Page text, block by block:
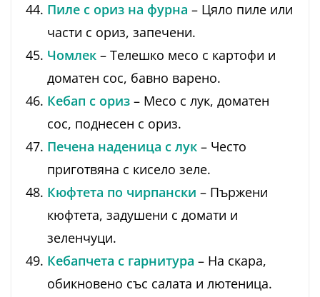
Пиле с ориз на фурна – Цяло пиле или
части с ориз, запечени.
Чомлек – Телешко месо с картофи и
доматен сос, бавно варено.
Кебап с ориз – Месо с лук, доматен
сос, поднесен с ориз.
Печена наденица с лук – Често
приготвяна с кисело зеле.
Кюфтета по чирпански – Пържени
кюфтета, задушени с домати и
зеленчуци.
Кебапчета с гарнитура – На скара,
обикновено със салата и лютеница.